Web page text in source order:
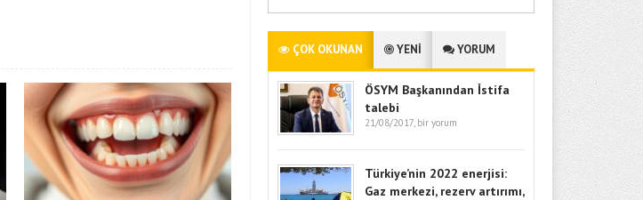
ÇOK OKUNAN YENİ YORUM
ÖSYM Başkanından İstifa
talebi
21/08/2017, bir yorum
Türkiye’nin 2022 enerjisi:
Gaz merkezi, rezerv artırımı,